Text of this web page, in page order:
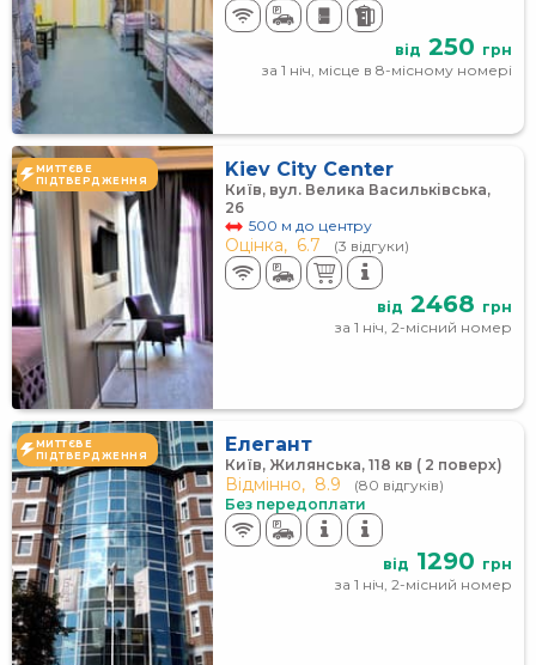
від 250 грн
за 1 ніч, місце в 8-місному номері
МИТТЄВЕ
ПІДТВЕРДЖЕННЯ
Kiev City Center
Київ, вул. Велика Васильківська,
26
500 м до центру
Оцінка, 6.7 (3 відгуки)
від 2468 грн
за 1 ніч, 2-місний номер
МИТТЄВЕ
ПІДТВЕРДЖЕННЯ
Елегант
Київ, Жилянська, 118 кв ( 2 поверх)
Відмінно, 8.9
(80 відгуків)
Без передоплати
від 1290 грн
за 1 ніч, 2-місний номер